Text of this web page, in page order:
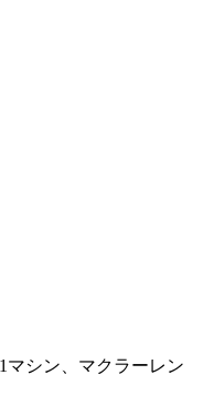
マシン、マクラーレン